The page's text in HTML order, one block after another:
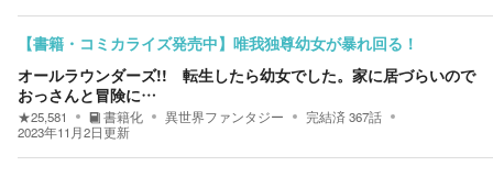
【書籍・コミカライズ発売中】唯我独尊幼女が暴れ回る！
オールラウンダーズ!! 転生したら幼女でした。家に居づらいので
おっさんと冒険に…
★25,581 書籍化 異世界ファンタジー 完結済 367話
2023年11月2日更新